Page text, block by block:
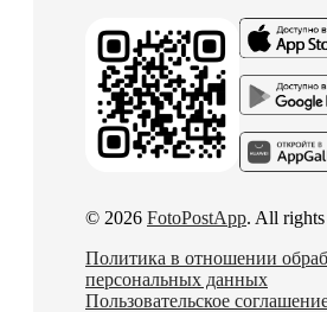
© 2026 FotoPostApp. All rights
Политика в отношении
персональных данных
Пользовательское